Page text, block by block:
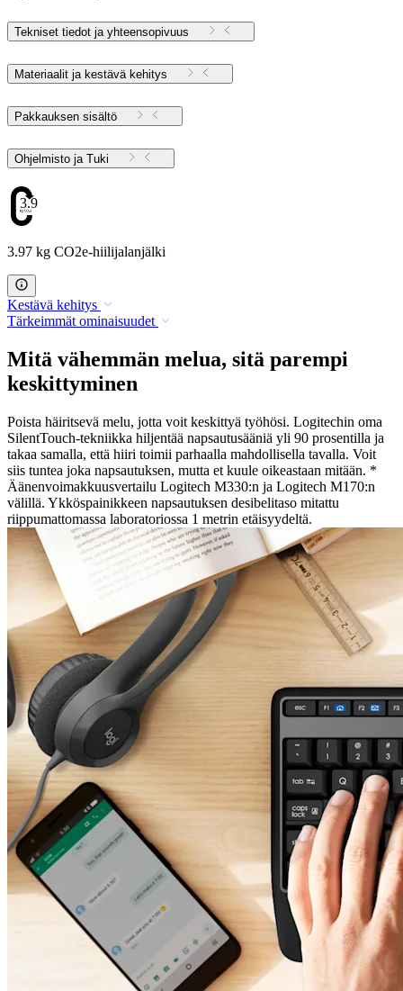
Tekniset tiedot ja yhteensopivuus
Materiaalit ja kestävä kehitys
Pakkauksen sisältö
Ohjelmisto ja Tuki
3.97
3.97 kg CO2e-hiilijalanjälki
Kestävä kehitys
Tärkeimmät ominaisuudet
Mitä vähemmän melua, sitä parempi
keskittyminen
Poista häiritsevä melu, jotta voit keskittyä työhösi. Logitechin oma
SilentTouch-tekniikka hiljentää napsautusääniä yli 90 prosentilla ja
takaa samalla, että hiiri toimii parhaalla mahdollisella tavalla. Voit
siis tuntea joka napsautuksen, mutta et kuule oikeastaan mitään. *
Äänenvoimakkuusvertailu Logitech M330:n ja Logitech M170:n
välillä. Ykköspainikkeen napsautuksen desibelitaso mitattu
riippumattomassa laboratoriossa 1 metrin etäisyydeltä.